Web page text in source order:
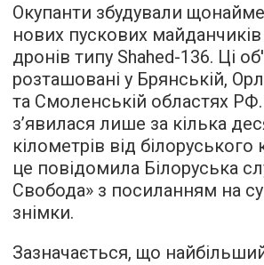
Окупанти збудували
нових пускових
дронів типу Shahed-136. Ці
розташовані у Брянській,
та Смоленській областях
з’явилася лише за кілька
кілометрів від
це повідомила Білоруська
Свобода» з посиланням на
знімки.
Зазначається, що